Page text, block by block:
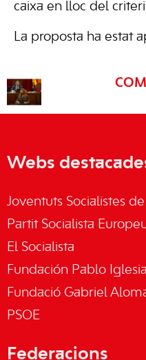
caixa en lloc del
La proposta ha estat
Webs
Joventuts Socialistes
Partit Socialista
El Socialista
Fundación Pablo
Fundació Gabriel
PSOE
Federacions